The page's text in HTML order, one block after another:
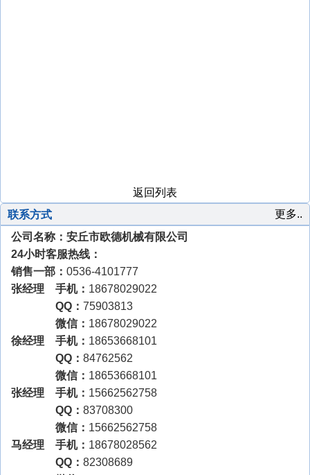
返回列表
更多..
联系方式
公司名称：安丘市欧德机械有限公司
24小时客服热线：
销售一部： 0536-4101777
张经理 手机： 18678029022
QQ： 75903813
微信： 18678029022
徐经理 手机： 18653668101
QQ： 84762562
微信： 18653668101
张经理 手机： 15662562758
QQ： 83708300
微信： 15662562758
马经理 手机： 18678028562
QQ： 82308689